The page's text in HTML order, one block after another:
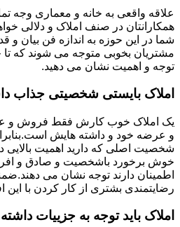
علاقه واقعی به خانه و معماری وجه
همکارانتان در صنف املاک و دلالی
شما در این حوزه به اندازه فن بیان و
مشتریان بخوبی متوجه می شوند که تا
توجه و اهمیت نشان می دهید.
املاک بایستی شخصیتی جذاب
یک املاک خوب کارش فقط فروش و
و عرضه خود و داشته هایش
شخصیت اصلی که دارید اهمیت بالایی
خوش برخورد باشخصیت و صادق و
اطمینان دارند توجه نشان می
رضایتمندی بشتری از کار کردن با این
املاک باید توجه به جزییات